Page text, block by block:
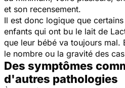
et son recensement.
Il est donc logique que
enfants qui ont bu le lait de
que leur bébé va toujours mal.
le nombre ou la gravité des
Des symptômes
d'autres pathologies